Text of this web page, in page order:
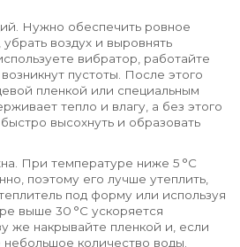
Нужно обеспечить ровное
воздух и выровнять
вибратор, работайте
пустоты. После этого
пленкой или специальным
тепло и влагу, а без этого
высохнуть и образовать
При температуре ниже 5 °C
поэтому его лучше утеплить,
под форму или используя
выше 30 °C ускоряется
же накрывайте пленкой и, если
количество воды.